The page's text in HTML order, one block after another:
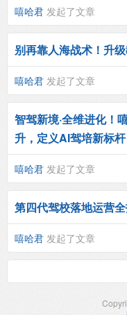
嘻哈君 发起了文章
别再靠人海战术！升
嘻哈君 发起了文章
智驾新境·全维进化！
升，定义AI驾培新标杆
嘻哈君 发起了文章
第四代驾校落地运营
嘻哈君 发起了文章